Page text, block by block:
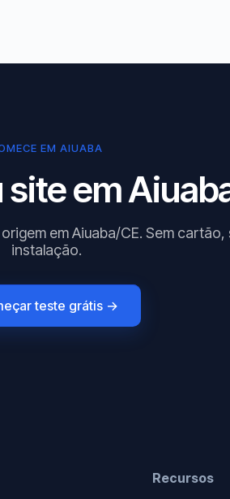
EM AIUABA
em
em Aiuaba/CE. Sem cartão,
instalação.
teste grátis →
Recursos